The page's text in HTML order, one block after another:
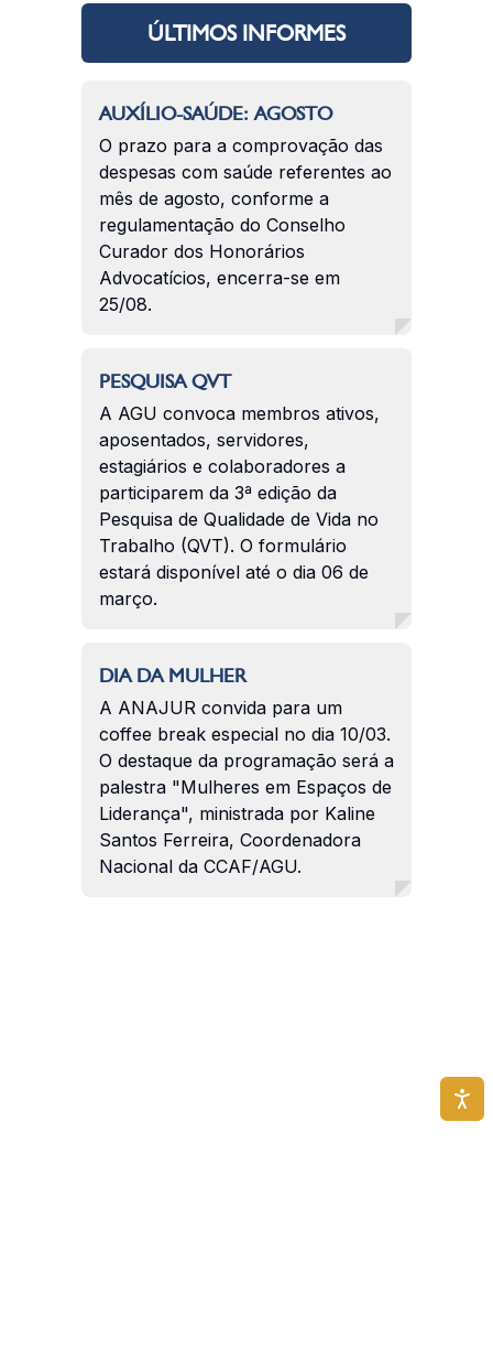
ÚLTIMOS INFORMES
AUXÍLIO-SAÚDE: AGOSTO
O prazo para a comprovação das
despesas com saúde referentes ao
mês de agosto, conforme a
regulamentação do Conselho
Curador dos Honorários
Advocatícios, encerra-se em
25/08.
PESQUISA QVT
A AGU convoca membros ativos,
aposentados, servidores,
estagiários e colaboradores a
participarem da 3ª edição da
Pesquisa de Qualidade de Vida no
Trabalho (QVT). O formulário
estará disponível até o dia 06 de
março.
DIA DA MULHER
A ANAJUR convida para um
coffee break especial no dia 10/03.
O destaque da programação será a
palestra "Mulheres em Espaços de
Liderança", ministrada por Kaline
Santos Ferreira, Coordenadora
Nacional da CCAF/AGU.